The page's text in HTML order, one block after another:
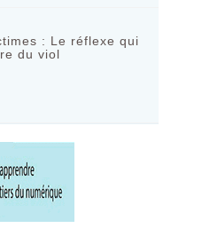
: Le réflexe qui
du viol